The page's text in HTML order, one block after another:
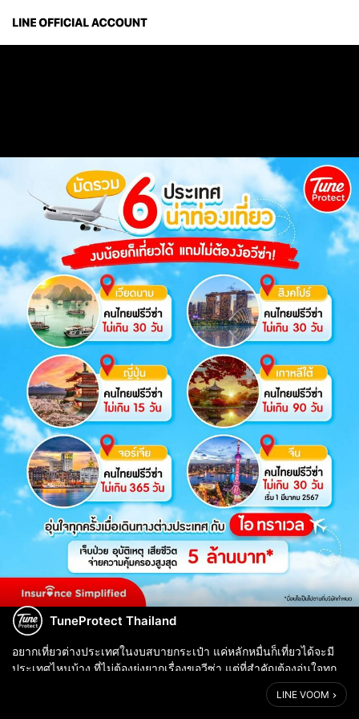
TuneProtect Thailand
อยากเที่ยวต่างประเทศในงบสบายกระเป๋า แค่หลักหมื่นก็เที่ยวได้จะมี
ประเทศไหนบ้าง ที่ไม่ต้องยุ่งยากเรื่องขอวีซ่า แต่ที่สำคัญต้องอุ่นใจทุก
ครั้งเมื่อเดินทางต่างประเทศ ด้วยประกันเดินทางต่างประเทศ ไอ
LINE VOOM